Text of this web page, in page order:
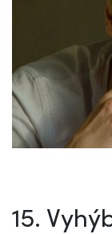
15.